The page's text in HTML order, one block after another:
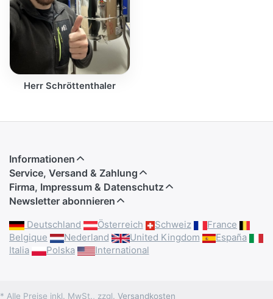
Herr Schröttenthaler
Informationen
Service, Versand & Zahlung
Firma, Impressum & Datenschutz
Newsletter abonnieren
Deutschland Österreich Schweiz
France
Belgique
Nederland United Kingdom
España
Italia
Polska International
* Alle Preise inkl. MwSt., zzgl. Versandkosten